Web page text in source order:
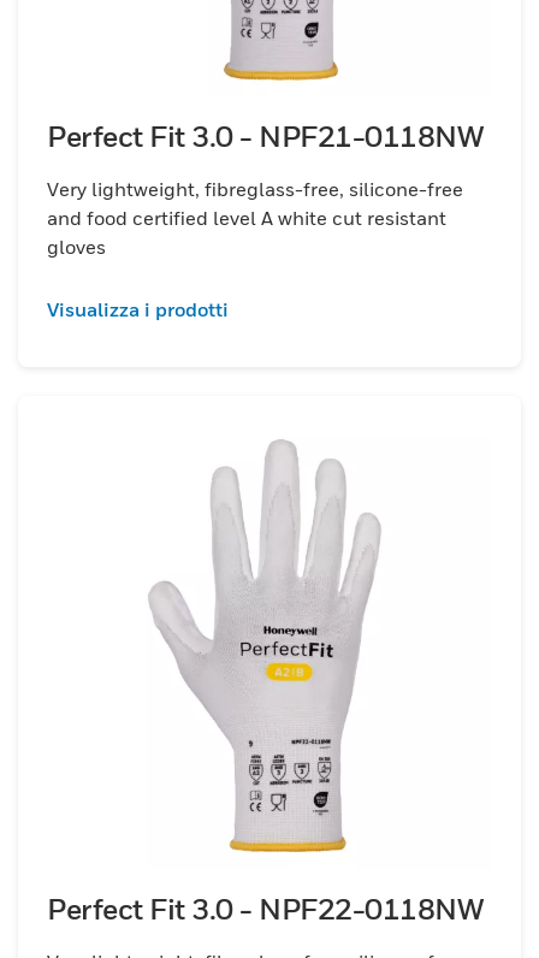
Perfect Fit 3.0 - NPF21-0118NW
Very lightweight, fibreglass-free, silicone-free
and food certified level A white cut resistant
gloves
Visualizza i prodotti
Perfect Fit 3.0 - NPF22-0118NW